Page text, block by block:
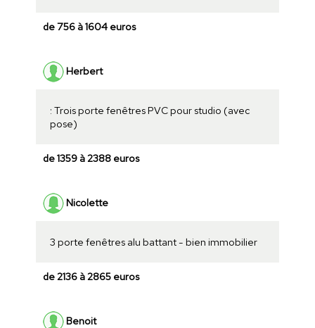
de 756 à 1604 euros
Herbert
: Trois porte fenêtres PVC pour studio (avec
pose)
de 1359 à 2388 euros
Nicolette
3 porte fenêtres alu battant - bien immobilier
de 2136 à 2865 euros
Benoit